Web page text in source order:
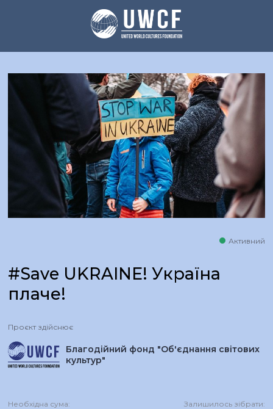
Активний
#Save UKRAINE! Україна
плаче!
Проєкт здійснює
Благодійний фонд "Об'єднання світових
культур"
Необхідна сума: Залишилось зібрати: